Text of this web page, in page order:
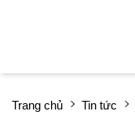
Trang chủ Tin tức